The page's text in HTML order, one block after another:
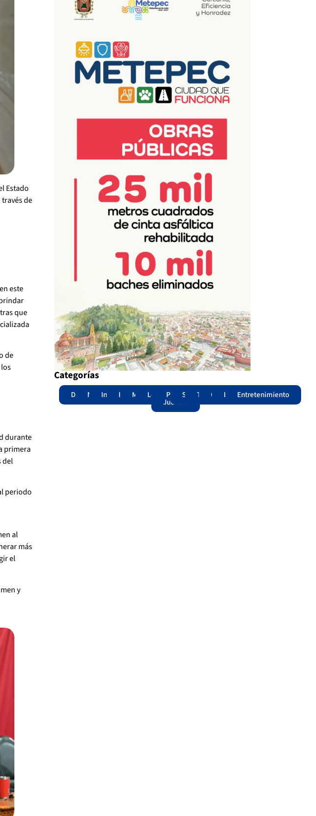
Estado
de
este
que
de
durante
primera
del
periodo
al
más
el
y
Categorías
Destacadas
NacionalInternacional
EdomexMunicipiosLegislatura
Poder
Judicial
SeguridadTrámites
OpiniónLomitosEntretenimiento